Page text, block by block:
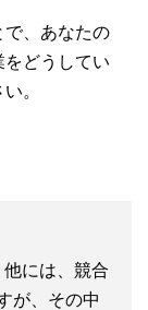
で、あなたの
どうしてい
。
には、競合
が、その中